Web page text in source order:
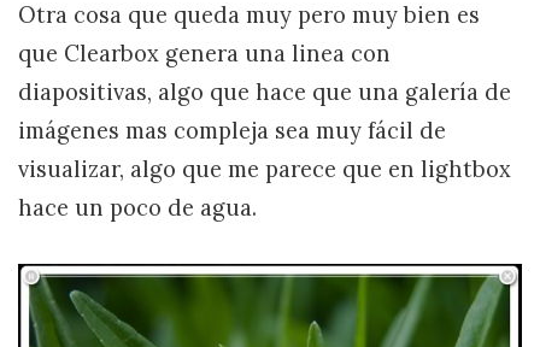
Otra cosa que queda muy pero muy bien es
que Clearbox genera una linea con
diapositivas, algo que hace que una galería de
imágenes mas compleja sea muy fácil de
visualizar, algo que me parece que en lightbox
hace un poco de agua.